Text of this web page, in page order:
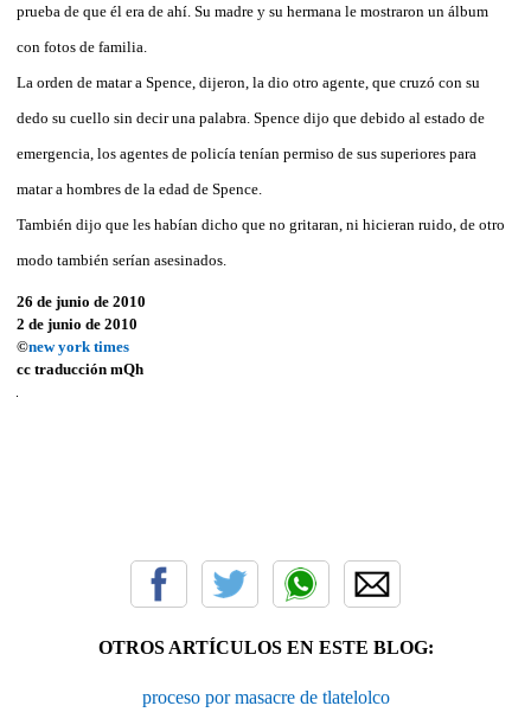
prueba de que él era de ahí. Su madre y su hermana le mostraron un álbum
con fotos de familia.
La orden de matar a Spence, dijeron, la dio otro agente, que cruzó con su
dedo su cuello sin decir una palabra. Spence dijo que debido al estado de
emergencia, los agentes de policía tenían permiso de sus superiores para
matar a hombres de la edad de Spence.
También dijo que les habían dicho que no gritaran, ni hicieran ruido, de otro
modo también serían asesinados.
26 de junio de 2010
2 de junio de 2010
©new york times
cc traducción mQh
OTROS ARTÍCULOS EN ESTE BLOG:
proceso por masacre de tlatelolco